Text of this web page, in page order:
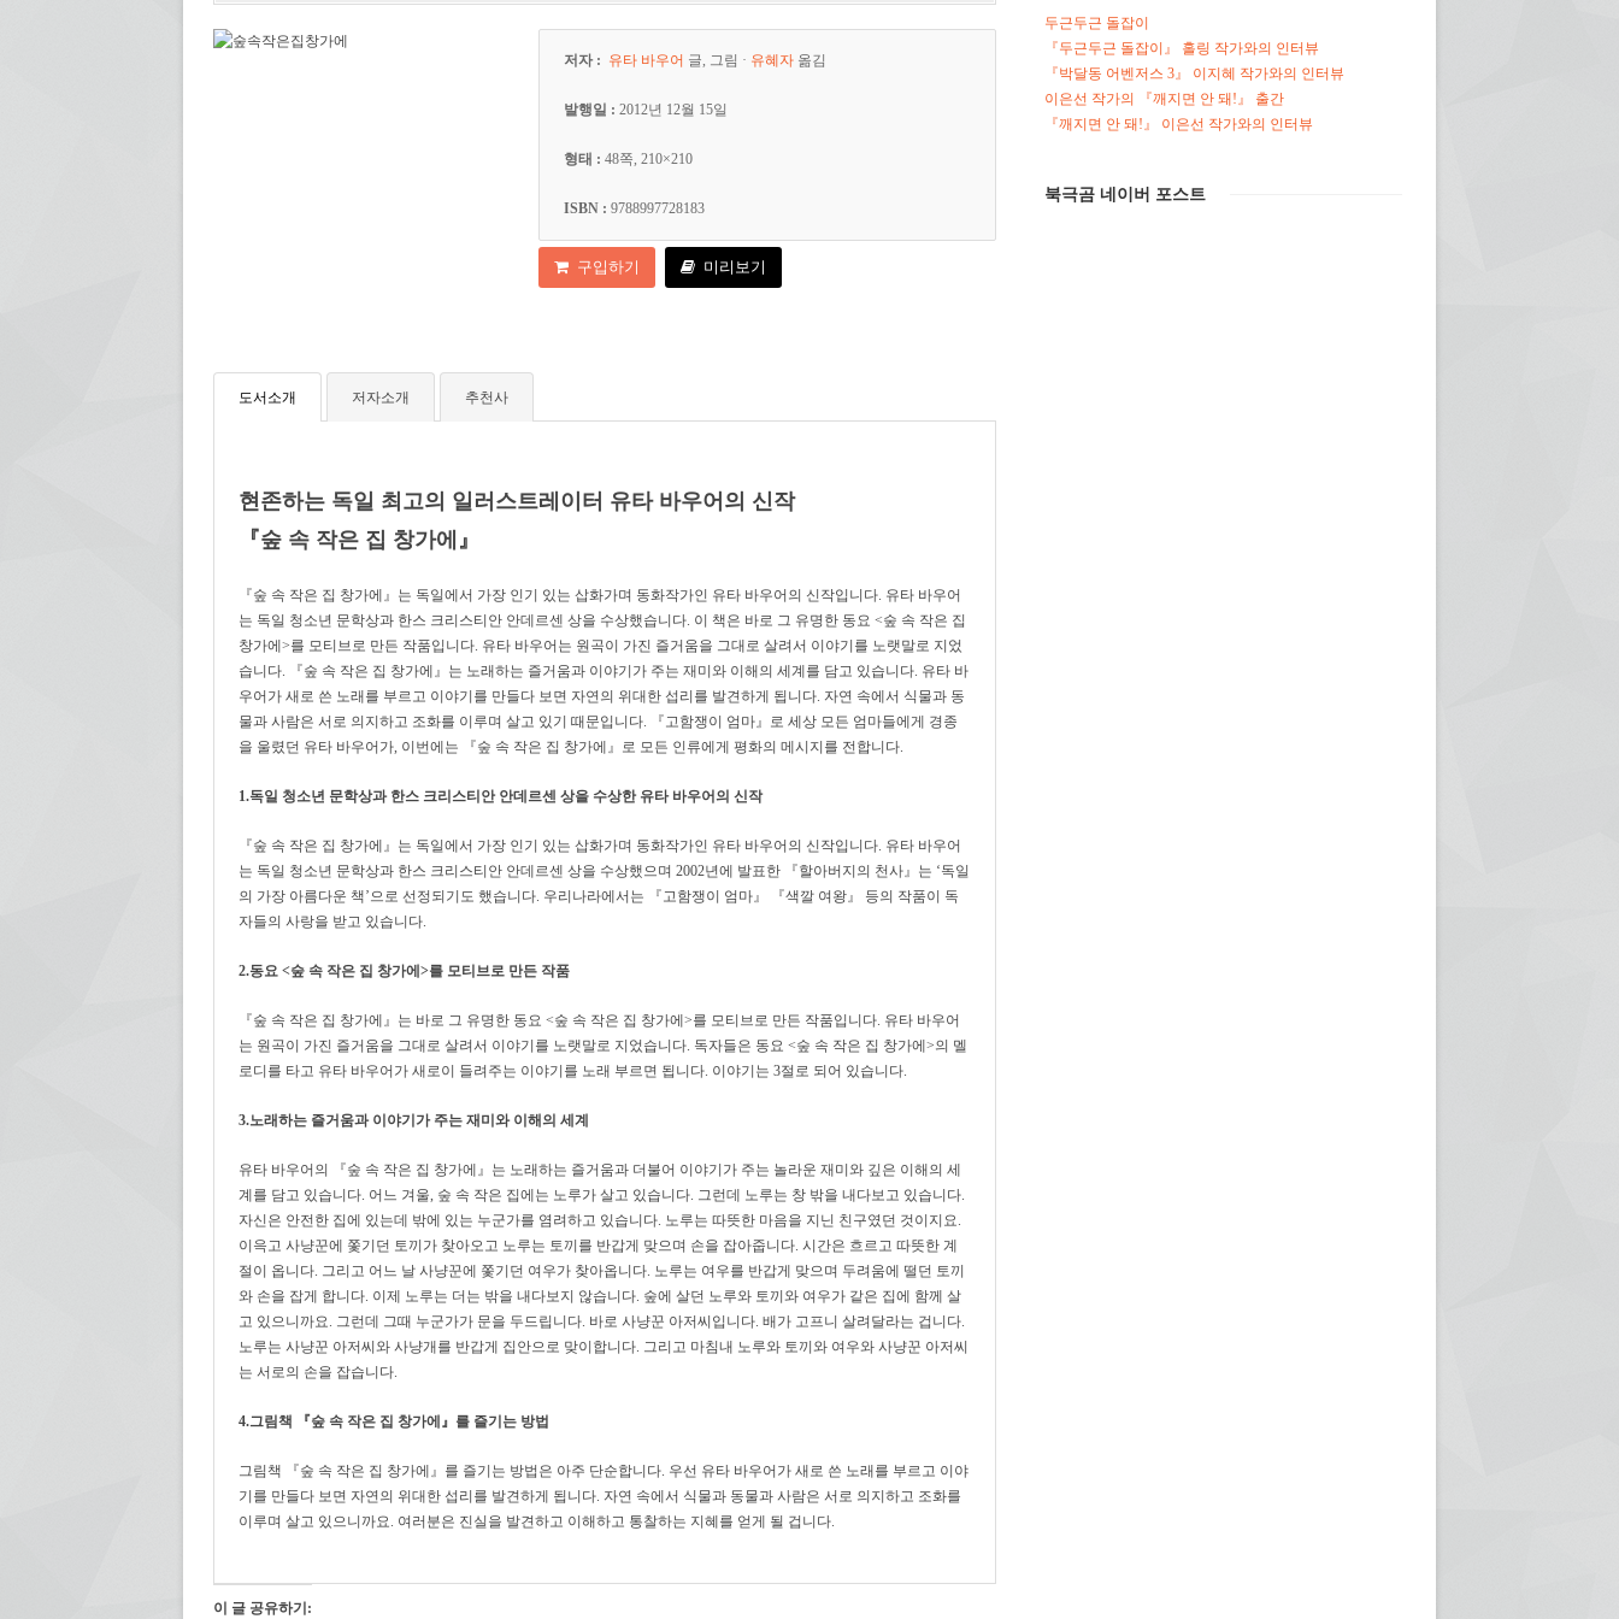
저자 : 유타 바우어 글, 그림 · 유혜자 옮김
발행일 : 2012년 12월 15일
형태 :48쪽, 210×210
ISBN : 9788997728183
구입하기 미리보기
도서소개 저자소개 추천사
현존하는 독일 최고의 일러스트레이터 유타 바우어의 신작
『숲 속 작은 집 창가에』
『숲 속 작은 집 창가에』는 독일에서 가장 인기 있는 삽화가며 동화작가인 유타 바우어의 신작입니다. 유타 바우어
는 독일 청소년 문학상과 한스 크리스티안 안데르센 상을 수상했습니다. 이 책은 바로 그 유명한 동요 <숲 속 작은 집
창가에>를 모티브로 만든 작품입니다. 유타 바우어는 원곡이 가진 즐거움을 그대로 살려서 이야기를 노랫말로 지었
습니다. 『숲 속 작은 집 창가에』는 노래하는 즐거움과 이야기가 주는 재미와 이해의 세계를 담고 있습니다. 유타 바
우어가 새로 쓴 노래를 부르고 이야기를 만들다 보면 자연의 위대한 섭리를 발견하게 됩니다. 자연 속에서 식물과 동
물과 사람은 서로 의지하고 조화를 이루며 살고 있기 때문입니다. 『고함쟁이 엄마』로 세상 모든 엄마들에게 경종
을 울렸던 유타 바우어가, 이번에는 『숲 속 작은 집 창가에』로 모든 인류에게 평화의 메시지를 전합니다.
1.독일 청소년 문학상과 한스 크리스티안 안데르센 상을 수상한 유타 바우어의 신작
『숲 속 작은 집 창가에』는 독일에서 가장 인기 있는 삽화가며 동화작가인 유타 바우어의 신작입니다. 유타 바우어
는 독일 청소년 문학상과 한스 크리스티안 안데르센 상을 수상했으며 2002년에 발표한 『할아버지의 천사』는 ‘독일
의 가장 아름다운 책’으로 선정되기도 했습니다. 우리나라에서는 『고함쟁이 엄마』 『색깔 여왕』 등의 작품이 독
자들의 사랑을 받고 있습니다.
2.동요 <숲 속 작은 집 창가에>를 모티브로 만든 작품
『숲 속 작은 집 창가에』는 바로 그 유명한 동요 <숲 속 작은 집 창가에>를 모티브로 만든 작품입니다. 유타 바우어
는 원곡이 가진 즐거움을 그대로 살려서 이야기를 노랫말로 지었습니다. 독자들은 동요 <숲 속 작은 집 창가에>의 멜
로디를 타고 유타 바우어가 새로이 들려주는 이야기를 노래 부르면 됩니다. 이야기는 3절로 되어 있습니다.
3.노래하는 즐거움과 이야기가 주는 재미와 이해의 세계
유타 바우어의 『숲 속 작은 집 창가에』는 노래하는 즐거움과 더불어 이야기가 주는 놀라운 재미와 깊은 이해의 세
계를 담고 있습니다. 어느 겨울, 숲 속 작은 집에는 노루가 살고 있습니다. 그런데 노루는 창 밖을 내다보고 있습니다.
자신은 안전한 집에 있는데 밖에 있는 누군가를 염려하고 있습니다. 노루는 따뜻한 마음을 지닌 친구였던 것이지요.
이윽고 사냥꾼에 쫓기던 토끼가 찾아오고 노루는 토끼를 반갑게 맞으며 손을 잡아줍니다. 시간은 흐르고 따뜻한 계
절이 옵니다. 그리고 어느 날 사냥꾼에 쫓기던 여우가 찾아옵니다. 노루는 여우를 반갑게 맞으며 두려움에 떨던 토끼
와 손을 잡게 합니다. 이제 노루는 더는 밖을 내다보지 않습니다. 숲에 살던 노루와 토끼와 여우가 같은 집에 함께 살
고 있으니까요. 그런데 그때 누군가가 문을 두드립니다. 바로 사냥꾼 아저씨입니다. 배가 고프니 살려달라는 겁니다.
노루는 사냥꾼 아저씨와 사냥개를 반갑게 집안으로 맞이합니다. 그리고 마침내 노루와 토끼와 여우와 사냥꾼 아저씨
는 서로의 손을 잡습니다.
4.그림책 『숲 속 작은 집 창가에』를 즐기는 방법
그림책 『숲 속 작은 집 창가에』를 즐기는 방법은 아주 단순합니다. 우선 유타 바우어가 새로 쓴 노래를 부르고 이야
기를 만들다 보면 자연의 위대한 섭리를 발견하게 됩니다. 자연 속에서 식물과 동물과 사람은 서로 의지하고 조화를
이루며 살고 있으니까요. 여러분은 진실을 발견하고 이해하고 통찰하는 지혜를 얻게 될 겁니다.
이 글 공유하기:
두근두근 돌잡이
『두근두근 돌잡이』 홀링 작가와의 인터뷰
『박달동 어벤저스 3』 이지혜 작가와의 인터뷰
이은선 작가의 『깨지면 안 돼!』 출간
『깨지면 안 돼!』 이은선 작가와의 인터뷰
북극곰 네이버 포스트